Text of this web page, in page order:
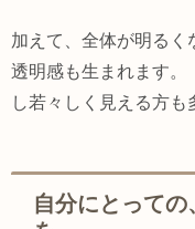
加えて、全体が明る
透明感も生まれます。
し若々しく見える方も
自分にとって